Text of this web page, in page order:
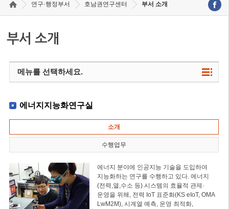
연구·행정부서 호남권연구센터 부서 소개
부서 소개
메뉴를 선택하세요.
에너지지능화연구실
소개
수행업무
에너지 분야에 인공지능 기술을 도입하여
지능화하는 연구를 수행하고 있다. 에너지
(전력,열,수소 등) 시스템의 효율적 관제·
운영을 위해, 전력 IoT 표준화(KS eIoT, OMA
LwM2M), 시계열 예측, 운영 최적화,